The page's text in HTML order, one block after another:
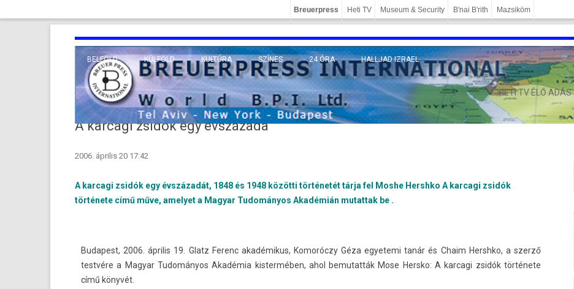
Breuerpress Heti TV Museum & Security B'nai B'rith Mazsiköm
BELFÖLD KÜLFÖLD
EURÓPA
KÖZEL-KELET
TÁVOL-KELET
TENGERENTÚL
KULTÚRA
TUDOMÁNY
VALLÁS
SZÍNES 24 ÓRA HALLJAD IZRAEL
HETI TV ÉLŐ ADÁS
A karcagi zsidók egy évszázada
2006. április 20 17:42
A karcagi zsidók egy évszázadát, 1848 és 1948 közötti történetét tárja fel Moshe Hershko A karcagi zsidók
története című műve, amelyet a Magyar Tudományos Akadémián mutattak be .
Budapest, 2006. április 19. Glatz Ferenc akadémikus, Komoróczy Géza egyetemi tanár és Chaim Hershko, a szerző
testvére a Magyar Tudományos Akadémia kis­terméb­en, ahol be­mutat­ták Mose Hersko: A kar­cagi zsidók története
című könyvét.